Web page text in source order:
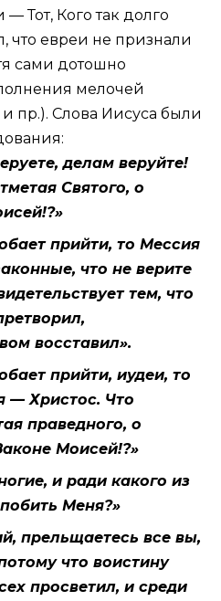
Тот, Кого так долго
что евреи не признали
сами дотошно
мелочей
пр.). Слова Иисуса были
делам веруйте!
Святого, о
прийти, то Мессия
что не верите
тем, что
восставил».
прийти, иудеи, то
— Христос. Что
праведного, о
Моисей!?»
и ради какого из
Меня?»
прельщаетесь все вы,
что воистину
просветил, и среди